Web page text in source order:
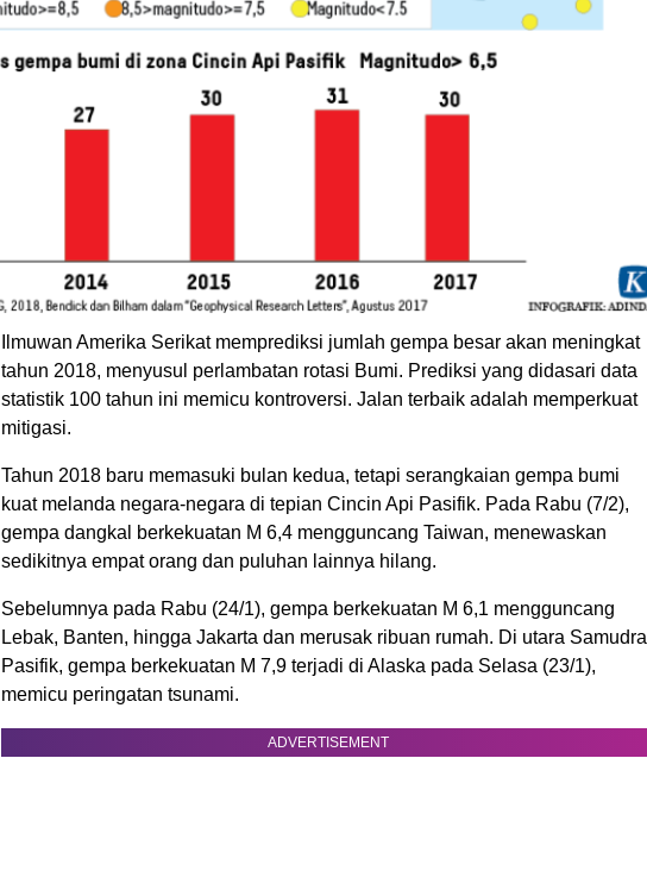
Ilmuwan Amerika Serikat memprediksi jumlah gempa besar akan meningkat
tahun 2018, menyusul perlambatan rotasi Bumi. Prediksi yang didasari data
statistik 100 tahun ini memicu kontroversi. Jalan terbaik adalah memperkuat
mitigasi.
Tahun 2018 baru memasuki bulan kedua, tetapi serangkaian gempa bumi
kuat melanda negara-negara di tepian Cincin Api Pasifik. Pada Rabu (7/2),
gempa dangkal berkekuatan M 6,4 mengguncang Taiwan, menewaskan
sedikitnya empat orang dan puluhan lainnya hilang.
Sebelumnya pada Rabu (24/1), gempa berkekuatan M 6,1 mengguncang
Lebak, Banten, hingga Jakarta dan merusak ribuan rumah. Di utara Samudra
Pasifik, gempa berkekuatan M 7,9 terjadi di Alaska pada Selasa (23/1),
memicu peringatan tsunami.
ADVERTISEMENT